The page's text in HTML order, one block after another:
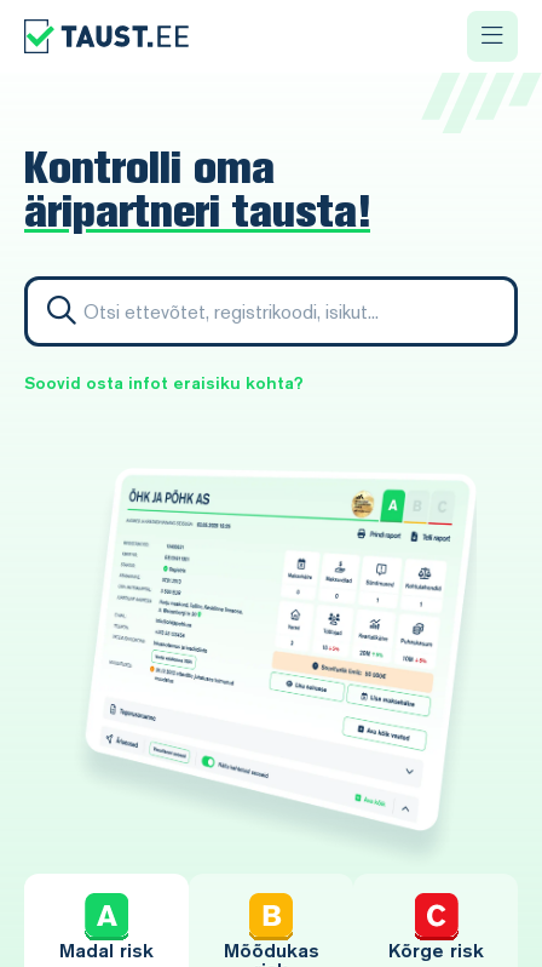
Kontrolli oma
äripartneri tausta!
Soovid osta infot eraisiku kohta?
Madal risk
Mõõdukas
Kõrge risk